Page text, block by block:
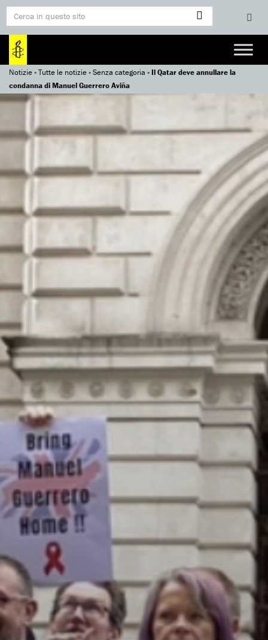
Notizie»Tutte le notizie»Senza categoria »Il Qatar deve annullare la
condanna di Manuel Guerrero Aviña